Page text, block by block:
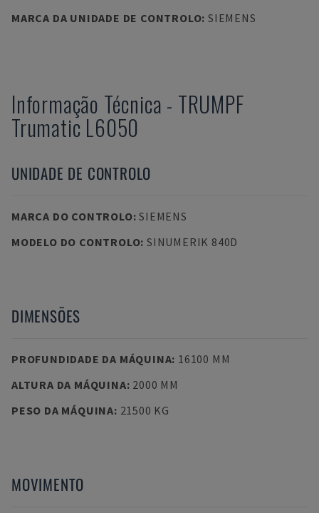
MARCA DA UNIDADE DE CONTROLO: SIEMENS
Informação Técnica - TRUMPF
Trumatic L6050
UNIDADE DE CONTROLO
MARCA DO CONTROLO:SIEMENS
MODELO DO CONTROLO: SINUMERIK 840D
DIMENSÕES
PROFUNDIDADE DA MÁQUINA: 16100 MM
ALTURA DA MÁQUINA: 2000 MM
PESO DA MÁQUINA: 21500 KG
MOVIMENTO